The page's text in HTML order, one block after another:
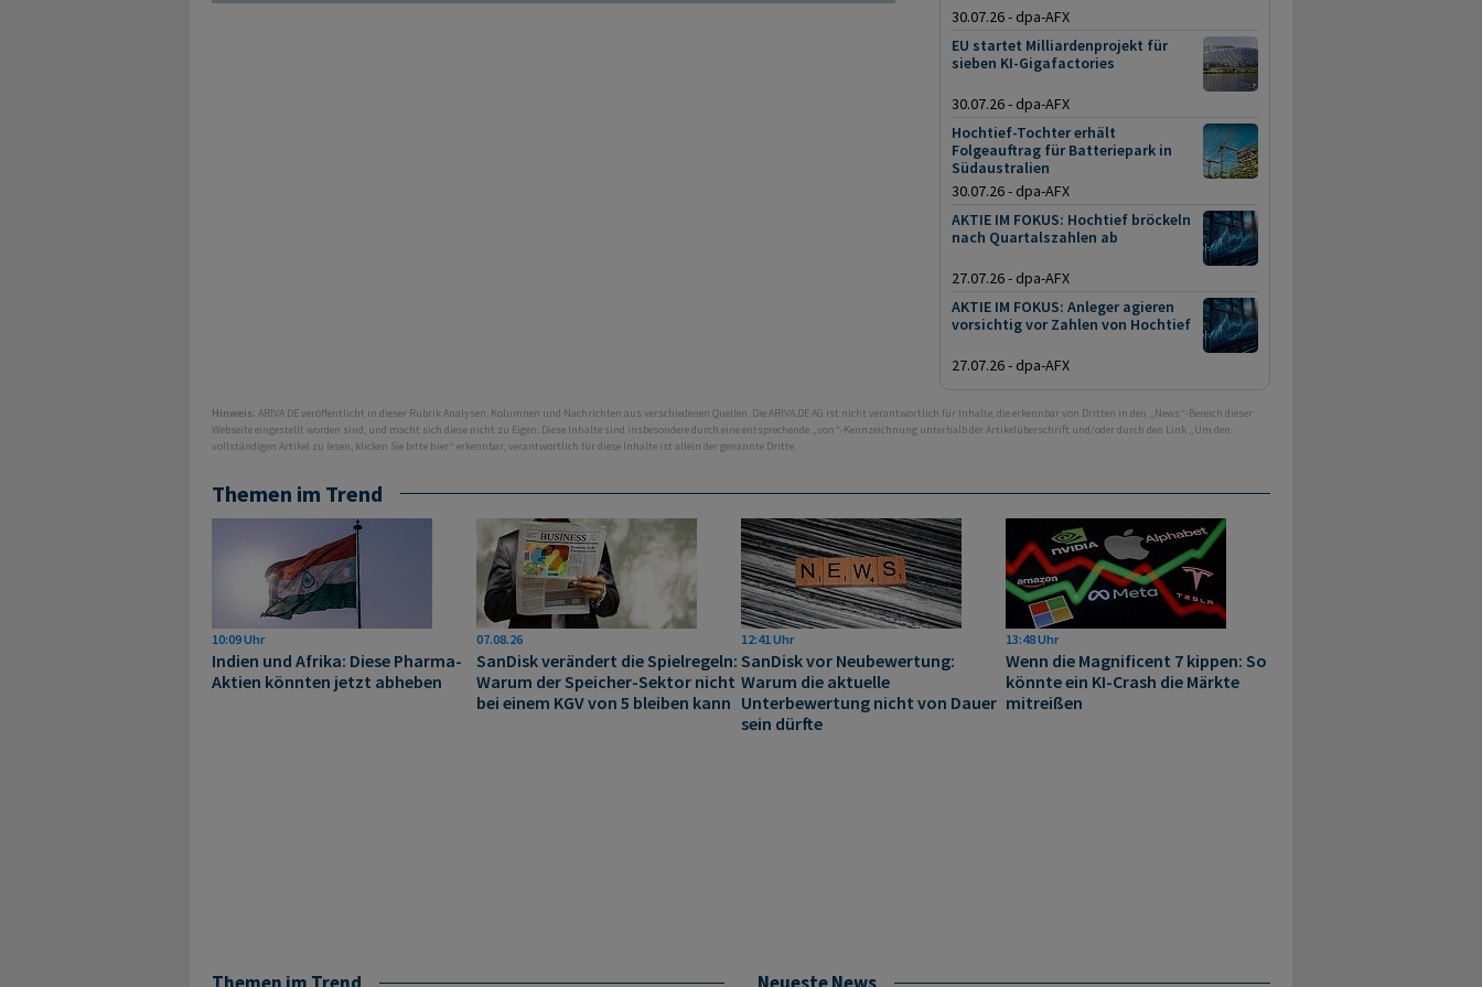
30.07.26 - dpa-AFX
EU startet Milliardenprojekt für
sieben KI-Gigafactories
30.07.26 - dpa-AFX
Hochtief-Tochter erhält
Folgeauftrag für Batteriepark in
Südaustralien
30.07.26 - dpa-AFX
AKTIE IM FOKUS: Hochtief bröckeln
nach Quartalszahlen ab
27.07.26 - dpa-AFX
AKTIE IM FOKUS: Anleger agieren
vorsichtig vor Zahlen von Hochtief
27.07.26 - dpa-AFX
Hinweis: ARIVA.DE veröffentlicht in dieser Rubrik Analysen, Kolumnen und Nachrichten aus verschiedenen Quellen. Die ARIVA.DE AG ist nicht verantwortlich für Inhalte, die erkennbar von Dritten in den „News“-Bereich dieser
Webseite eingestellt worden sind, und macht sich diese nicht zu Eigen. Diese Inhalte sind insbesondere durch eine entsprechende „von“-Kennzeichnung unterhalb der Artikelüberschrift und/oder durch den Link „Um den
vollständigen Artikel zu lesen, klicken Sie bitte hier.“ erkennbar; verantwortlich für diese Inhalte ist allein der genannte Dritte.
Themen im Trend
10:09 Uhr
Indien und Afrika: Diese Pharma-
Aktien könnten jetzt abheben
07.08.26
SanDisk verändert die Spielregeln:
Warum der Speicher-Sektor nicht
bei einem KGV von 5 bleiben kann
12:41 Uhr
SanDisk vor Neubewertung:
Warum die aktuelle
Unterbewertung nicht von Dauer
sein dürfte
13:48 Uhr
Wenn die Magnificent 7 kippen: So
könnte ein KI-Crash die Märkte
mitreißen